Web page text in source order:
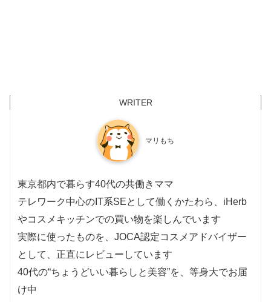
マリもち
東京都内で暮らす40代の共働きママ
テレワーク中心のIT系SEとして働くかたわら、iHerb
やコスメキッチンでの買い物を楽しんでいます
実際に使ったものを、JOCA認定コスメアドバイザー
として、正直にレビューしています
40代の“ちょうどいい暮らしと美容”を、等身大でお届
け中